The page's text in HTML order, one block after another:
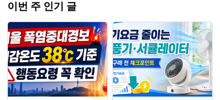
이번 주 인기 글